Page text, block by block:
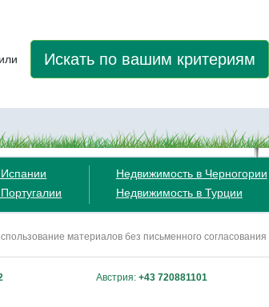
или Искать по вашим критериям
Недвижимость в Черногории
Недвижимость в Турции
материалов без письменного
Австрия: +43 720881101